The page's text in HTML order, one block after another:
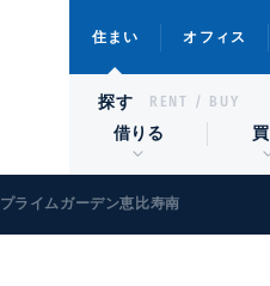
住まい オフィス
探す RENT / BUY
借りる
プライムガーデン恵比寿南